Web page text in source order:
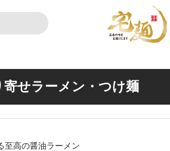
寄せラーメン・つけ麺
至高の醤油ラーメン